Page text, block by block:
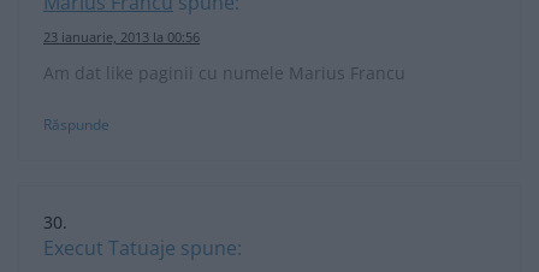
23 ianuarie, 2013 la 00:56
Am dat like paginii cu numele Marius Francu
Răspunde
Execut Tatuaje spune: